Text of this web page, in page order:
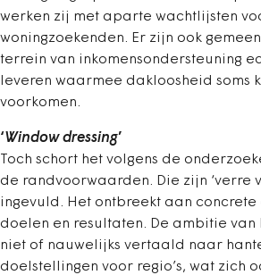
werken zij met aparte wachtlijsten
woningzoekenden. Er zijn ook
terrein van inkomensondersteuning
leveren waarmee dakloosheid soms
voorkomen.
‘Window dressing’
Toch schort het volgens de
de randvoorwaarden. Die zijn ‘verre
ingevuld. Het ontbreekt aan concrete
doelen en resultaten. De ambitie
niet of nauwelijks vertaald naar
doelstellingen voor regio’s, wat zich